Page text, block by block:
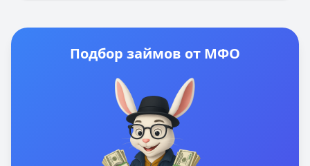
Подбор займов от МФО